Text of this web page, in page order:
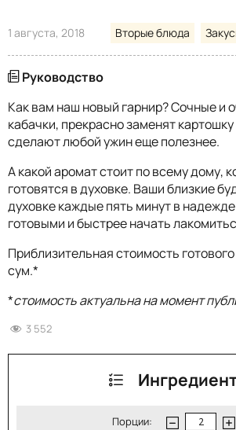
1 августа, 2018 Вторые блюда
Руководство
Как вам наш новый гарнир? Сочные и
кабачки, прекрасно заменят
сделают любой ужин еще полезнее.
А какой аромат стоит по всему дому,
готовятся в духовке. Ваши близкие
духовке каждые пять минут в
готовыми и быстрее начать
Приблизительная стоимость
сум.*
*стоимость актуальна на момент
3 552
Порции: